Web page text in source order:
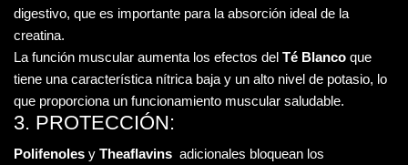
digestivo, que es importante para la absorción ideal de la
creatina.
La función muscular aumenta los efectos del Té Blanco que
tiene una característica nítrica baja y un alto nivel de potasio, lo
que proporciona un funcionamiento muscular saludable.
3. PROTECCIÓN:
Polifenoles y Theaflavins adicionales bloquean los